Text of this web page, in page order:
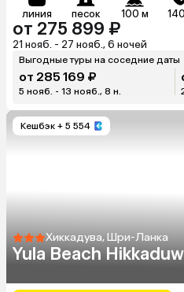
линия песок 100 м
от 275 899 ₽
21 нояб. - 27 нояб., 6 ночей
Выгодные туры на соседние даты
от 285 169 ₽
5 нояб. - 13 нояб., 8 н.
Кешбэк + 5 554
Хиккадува, Шри-Ланка
Yula Beach